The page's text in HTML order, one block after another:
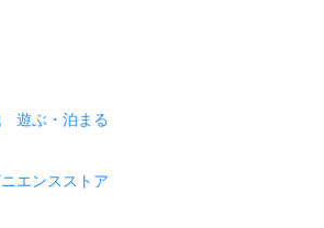
遊ぶ・泊まる
エンスストア